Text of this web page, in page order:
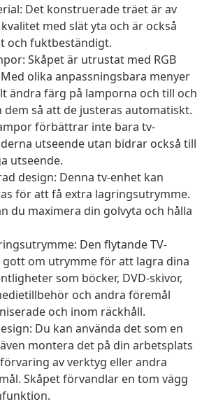
Det konstruerade träet är av
med slät yta och är också
och fuktbeständigt.
Skåpet är utrustat med RGB
Med olika anpassningsbara menyer
ändra färg på lamporna och till och
dem så att de justeras automatiskt.
förbättrar inte bara tv-
utseende utan bidrar också till
utseende.
design: Denna tv-enhet kan
för att få extra lagringsutrymme.
du maximera din golvyta och hålla
Den flytande TV-
gott om utrymme för att lagra dina
som böcker, DVD-skivor,
och andra föremål
och inom räckhåll.
Du kan använda det som en
montera det på din arbetsplats
av verktyg eller andra
Skåpet förvandlar en tom vägg